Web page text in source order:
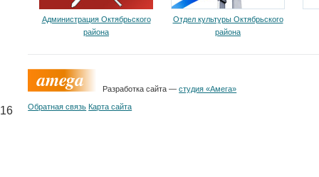
Администрация Октябрьского
района
Отдел культуры Октябрьского
района
Разработка сайта —студия «Амега»
Обратная связь Карта сайта
16